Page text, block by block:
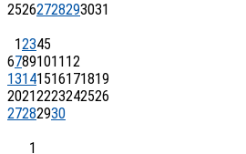
25262728293031
12345
67891011 12
13141516171819
20212223242526
27282930
1